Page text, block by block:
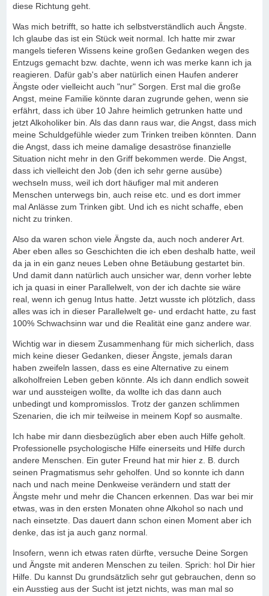
diese Richtung geht.
Was mich betrifft, so hatte ich selbstverständlich auch Ängste.
Ich glaube das ist ein Stück weit normal. Ich hatte mir zwar
mangels tieferen Wissens keine großen Gedanken wegen des
Entzugs gemacht bzw. dachte, wenn ich was merke kann ich ja
reagieren. Dafür gab's aber natürlich einen Haufen anderer
Ängste oder vielleicht auch "nur" Sorgen. Erst mal die große
Angst, meine Familie könnte daran zugrunde gehen, wenn sie
erfährt, dass ich über 10 Jahre heimlich getrunken hatte und
jetzt Alkoholiker bin. Als das dann raus war, die Angst, dass mich
meine Schuldgefühle wieder zum Trinken treiben könnten. Dann
die Angst, dass ich meine damalige desaströse finanzielle
Situation nicht mehr in den Griff bekommen werde. Die Angst,
dass ich vielleicht den Job (den ich sehr gerne ausübe)
wechseln muss, weil ich dort häufiger mal mit anderen
Menschen unterwegs bin, auch reise etc. und es dort immer
mal Anlässe zum Trinken gibt. Und ich es nicht schaffe, eben
nicht zu trinken.
Also da waren schon viele Ängste da, auch noch anderer Art.
Aber eben alles so Geschichten die ich eben deshalb hatte, weil
da ja in ein ganz neues Leben ohne Betäubung gestartet bin.
Und damit dann natürlich auch unsicher war, denn vorher lebte
ich ja quasi in einer Parallelwelt, von der ich dachte sie wäre
real, wenn ich genug Intus hatte. Jetzt wusste ich plötzlich, dass
alles was ich in dieser Parallelwelt ge- und erdacht hatte, zu fast
100% Schwachsinn war und die Realität eine ganz andere war.
Wichtig war in diesem Zusammenhang für mich sicherlich, dass
mich keine dieser Gedanken, dieser Ängste, jemals daran
haben zweifeln lassen, dass es eine Alternative zu einem
alkoholfreien Leben geben könnte. Als ich dann endlich soweit
war und aussteigen wollte, da wollte ich das dann auch
unbedingt und kompromisslos. Trotz der ganzen schlimmen
Szenarien, die ich mir teilweise in meinem Kopf so ausmalte.
Ich habe mir dann diesbezüglich aber eben auch Hilfe geholt.
Professionelle psychologische Hilfe einerseits und Hilfe durch
andere Menschen. Ein guter Freund hat mir hier z. B. durch
seinen Pragmatismus sehr geholfen. Und so konnte ich dann
nach und nach meine Denkweise verändern und statt der
Ängste mehr und mehr die Chancen erkennen. Das war bei mir
etwas, was in den ersten Monaten ohne Alkohol so nach und
nach einsetzte. Das dauert dann schon einen Moment aber ich
denke, das ist ja auch ganz normal.
Insofern, wenn ich etwas raten dürfte, versuche Deine Sorgen
und Ängste mit anderen Menschen zu teilen. Sprich: hol Dir hier
Hilfe. Du kannst Du grundsätzlich sehr gut gebrauchen, denn so
ein Ausstieg aus der Sucht ist jetzt nichts, was man mal so